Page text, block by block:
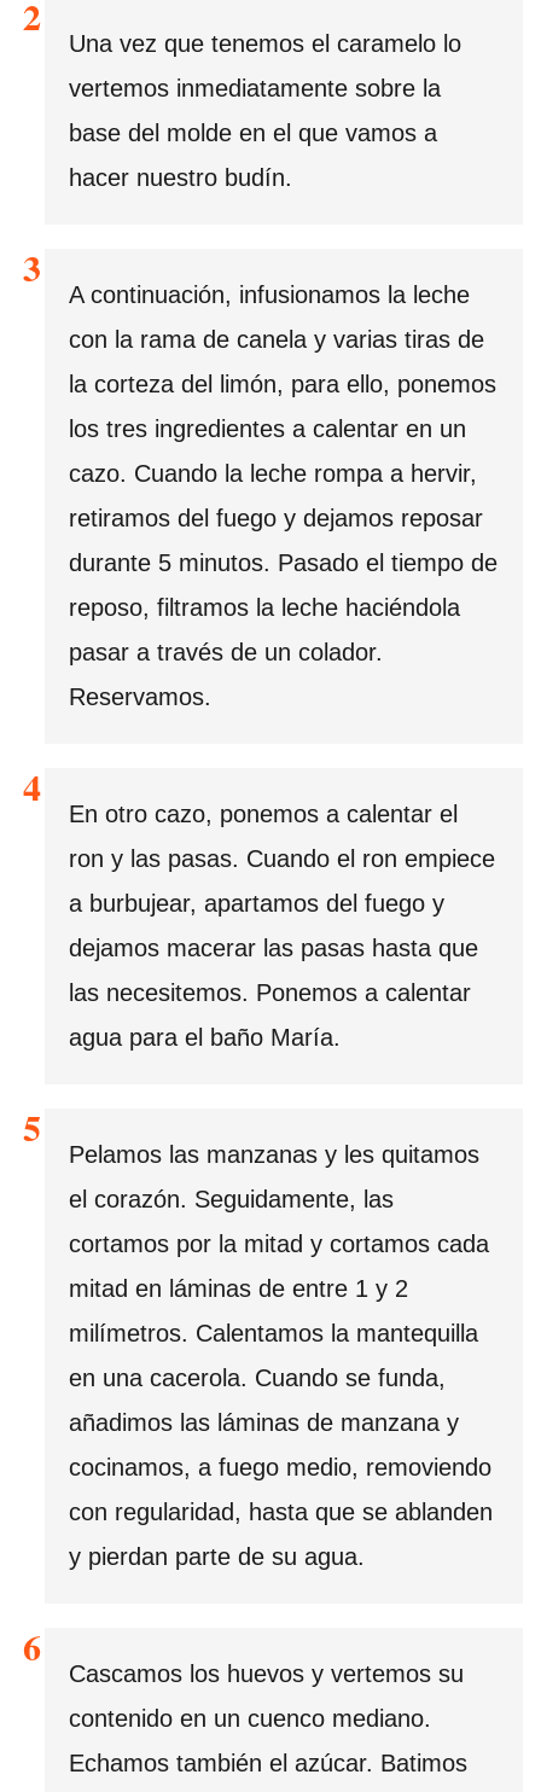
Una vez que tenemos el caramelo lo
vertemos inmediatamente sobre la
base del molde en el que vamos a
hacer nuestro budín.
A continuación, infusionamos la leche
con la rama de canela y varias tiras de
la corteza del limón, para ello, ponemos
los tres ingredientes a calentar en un
cazo. Cuando la leche rompa a hervir,
retiramos del fuego y dejamos reposar
durante 5 minutos. Pasado el tiempo de
reposo, filtramos la leche haciéndola
pasar a través de un colador.
Reservamos.
En otro cazo, ponemos a calentar el
ron y las pasas. Cuando el ron empiece
a burbujear, apartamos del fuego y
dejamos macerar las pasas hasta que
las necesitemos. Ponemos a calentar
agua para el baño María.
Pelamos las manzanas y les quitamos
el corazón. Seguidamente, las
cortamos por la mitad y cortamos cada
mitad en láminas de entre 1 y 2
milímetros. Calentamos la mantequilla
en una cacerola. Cuando se funda,
añadimos las láminas de manzana y
cocinamos, a fuego medio, removiendo
con regularidad, hasta que se ablanden
y pierdan parte de su agua.
Cascamos los huevos y vertemos su
contenido en un cuenco mediano.
Echamos también el azúcar. Batimos